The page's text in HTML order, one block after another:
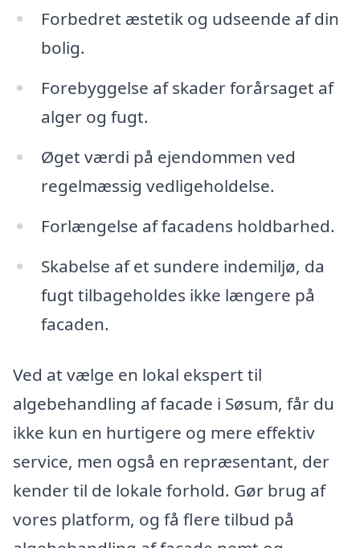
Forbedret æstetik og udseende af din
bolig.
Forebyggelse af skader forårsaget af
alger og fugt.
Øget værdi på ejendommen ved
regelmæssig vedligeholdelse.
Forlængelse af facadens holdbarhed.
Skabelse af et sundere indemiljø, da
fugt tilbageholdes ikke længere på
facaden.
Ved at vælge en lokal ekspert til
algebehandling af facade i Søsum, får du
ikke kun en hurtigere og mere effektiv
service, men også en repræsentant, der
kender til de lokale forhold. Gør brug af
vores platform, og få flere tilbud på